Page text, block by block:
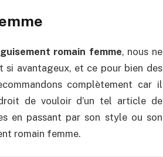
romain femme, nous ne
si avantageux, et ce pour bien des
complètement car il
de vouloir d’un tel article de
en passant par son style ou son
romain femme.